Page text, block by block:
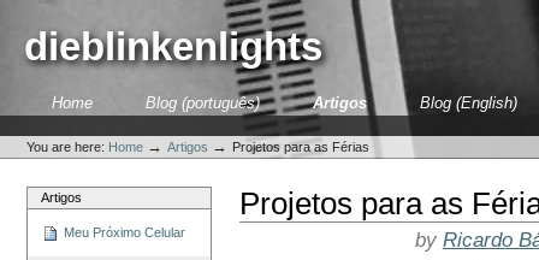
content.dieblinkenlights
SectionsHome Blog (português) Artigos Blog (English)
tools
You are here: Home →Artigos → Projetos para as Férias
Artigos
Meu Próximo Celular
Projetos para as
by Ricardo